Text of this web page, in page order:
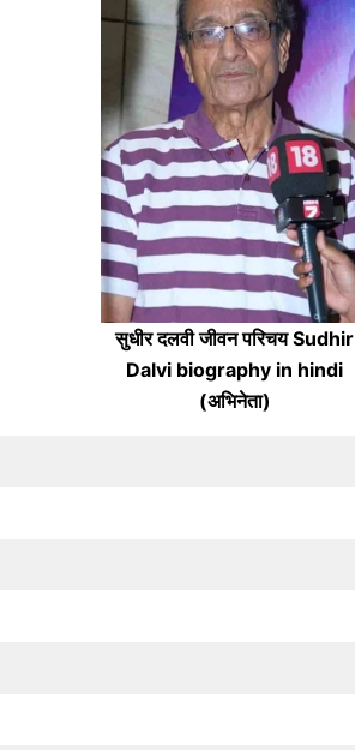
सुधीर दलवी जीवन परिचय Sudhir
Dalvi biography in hindi
(अभिनेता)